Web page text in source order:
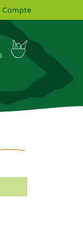
Compte